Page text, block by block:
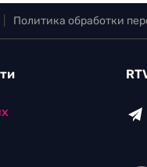
Политика обработки